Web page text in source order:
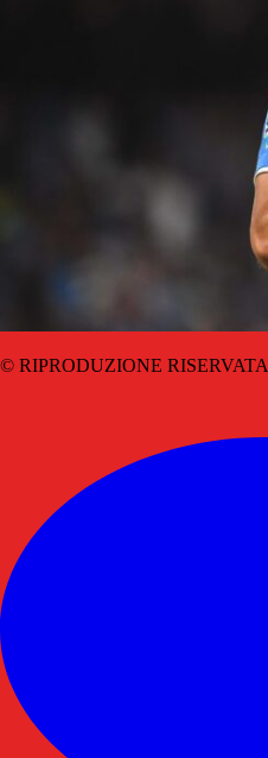
© RIPRODUZIONE RISERVATA